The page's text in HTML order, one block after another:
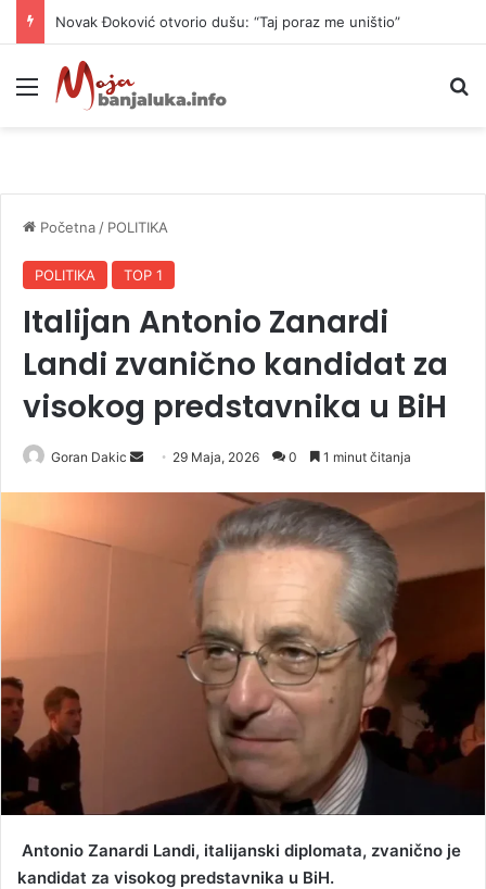
Novak Đoković otvorio dušu: “Taj poraz me uništio”
Meni
Početna / POLITIKA
POLITIKA TOP 1
Italijan Antonio Zanardi
Landi zvanično kandidat za
visokog predstavnika u BiH
Goran Dakic 29 Maja, 2026 0 1 minut čitanja
Antonio Zanardi Landi, italijanski diplomata, zvanično je
kandidat za visokog predstavnika u BiH.